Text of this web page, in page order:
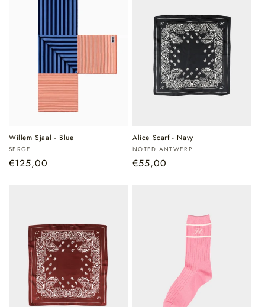
Willem Sjaal - Blue
Verkoper:
SERGE
Normale
€125,00
Alice Scarf - Navy
Verkoper:
NOTED ANTWERP
Normale
€55,00